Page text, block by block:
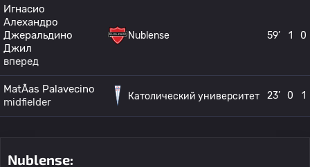
Игнасио
Алехандро
Джеральдино
Джил
вперед
Nublense 59’ 1 0
MatÃ­as Palavecino
midfielder
Католический университет 23’ 0 1
Nublense: